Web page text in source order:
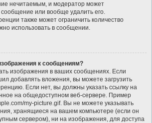
нечитаемым, и модератор может
или вообще удалить его.
также может ограничить количество
использовать в сообщении.
к сообщениям?
изображения в ваших сообщениях. Если
добавлять вложения, вы можете загрузить
Если нет, вы должны указать ссылку на
на общедоступном веб-сервере. Пример
my-picture.gif. Вы не можете указывать
хранящиеся на вашем компьютере (если он
сервером), ни на изображения, для доступа